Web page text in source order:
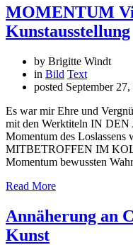
MOMENTUM
Kunstausstellung
by Brigitte Windt
in Bild Text
posted September
Es war mir Ehre und
mit den Werktiteln IN
Momentum des Loslassens
MITBETROFFEN IM
Momentum bewussten
Read More
Annäherung an
Kunst